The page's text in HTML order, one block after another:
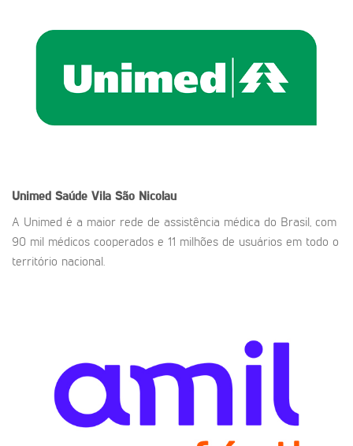
Unimed Saúde Vila São Nicolau
A Unimed é a maior rede de assistência médica do Brasil, com
90 mil médicos cooperados e 11 milhões de usuários em todo o
território nacional.